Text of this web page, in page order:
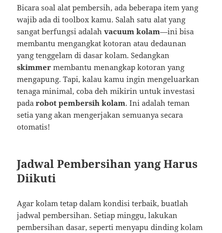
Bicara soal alat pembersih, ada beberapa item yang
wajib ada di toolbox kamu. Salah satu alat yang
sangat berfungsi adalahvacuum kolam—ini bisa
membantu mengangkat kotoran atau dedaunan
yang tenggelam di dasar kolam. Sedangkan
skimmer membantu menangkap kotoran yang
mengapung. Tapi, kalau kamu ingin mengeluarkan
tenaga minimal, coba deh mikirin untuk investasi
padarobot pembersih kolam. Ini adalah teman
setia yang akan mengerjakan semuanya secara
otomatis!
Jadwal Pembersihan yang Harus
Diikuti
Agar kolam tetap dalam kondisi terbaik, buatlah
jadwal pembersihan. Setiap minggu, lakukan
pembersihan dasar, seperti menyapu dinding kolam